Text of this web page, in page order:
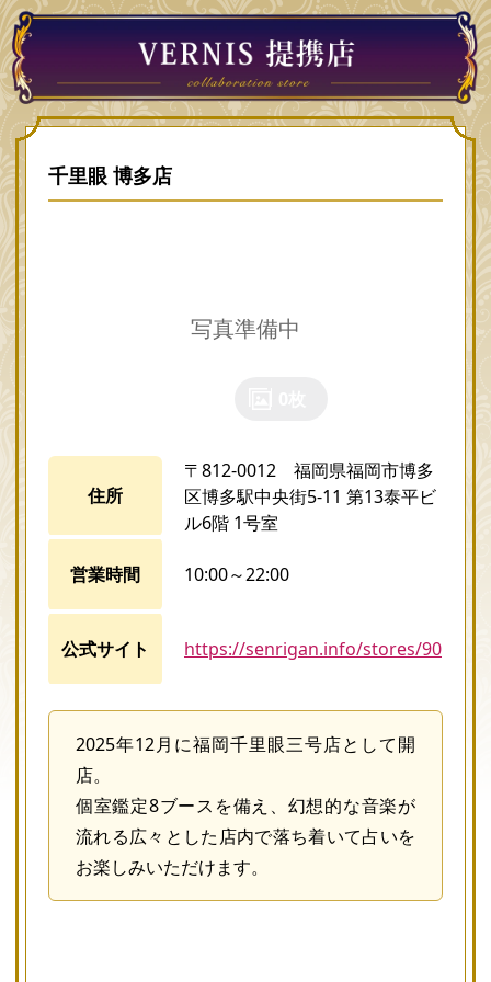
千里眼 博多店
住所
〒812-0012 福岡県福岡市博多
区博多駅中央街5-11 第13泰平ビ
ル6階 1号室
営業時間 10:00～22:00
公式サイト https://senrigan.info/stores/90
2025年12月に福岡千里眼三号店として開
店。
個室鑑定8ブースを備え、幻想的な音楽が
流れる広々とした店内で落ち着いて占いを
お楽しみいただけます。